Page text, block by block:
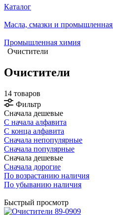
Каталог
Масла, смазки и
Промышленная химия
Очистители
Очистители
14 товаров
Фильтр
Сначала дешевые
С начала алфавита
С конца алфавита
Сначала непопулярные
Сначала популярные
Сначала дешевые
Сначала дорогие
По возрастанию наличия
По убыванию наличия
Быстрый просмотр